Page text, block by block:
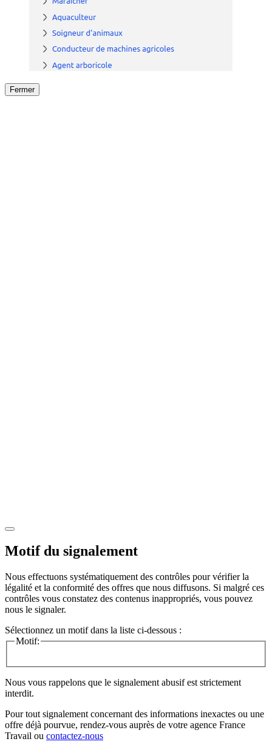
Fermer
Motif du signalement
Nous effectuons systématiquement des contrôles pour vérifier la
légalité et la conformité des offres que nous diffusons. Si malgré ces
contrôles vous constatez des contenus inappropriés, vous pouvez
nous le signaler.
Sélectionnez un motif dans la liste ci-dessous :
Motif:
Nous vous rappelons que le signalement abusif est strictement
interdit.
Pour tout signalement concernant des informations inexactes ou une
offre déjà pourvue, rendez-vous auprès de votre agence France
Travail ou contactez-nous